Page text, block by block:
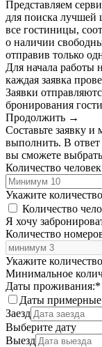
Представляем
для поиска лучшей
все гостиницы,
о наличии
отправив только
Для начала работы
каждая заявка
Заявки
бронирования
Продолжить →
Составьте заявку
выполнить. В
вы сможете
Количество
Укажите
Количество
Я хочу
Количество
Укажите
Минимальное
Даты проживания:*
Даты
Заезд
Выберите дату
Выезд